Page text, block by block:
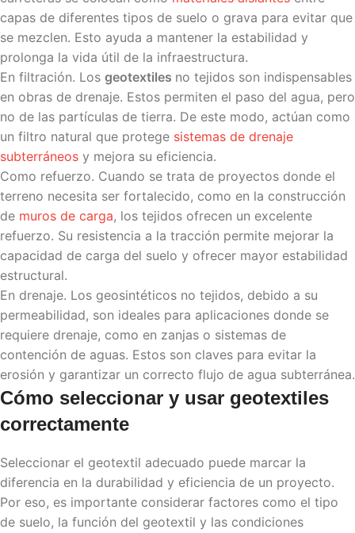
capas de diferentes tipos de suelo o grava para evitar que
se mezclen. Esto ayuda a mantener la estabilidad y
prolonga la vida útil de la infraestructura.
En filtración. Los geotextiles no tejidos son indispensables
en obras de drenaje. Estos permiten el paso del agua, pero
no de las partículas de tierra. De este modo, actúan como
un filtro natural que protege sistemas de drenaje
subterráneos y mejora su eficiencia.
Como refuerzo. Cuando se trata de proyectos donde el
terreno necesita ser fortalecido, como en la construcción
de muros de carga, los tejidos ofrecen un excelente
refuerzo. Su resistencia a la tracción permite mejorar la
capacidad de carga del suelo y ofrecer mayor estabilidad
estructural.
En drenaje. Los geosintéticos no tejidos, debido a su
permeabilidad, son ideales para aplicaciones donde se
requiere drenaje, como en zanjas o sistemas de
contención de aguas. Estos son claves para evitar la
erosión y garantizar un correcto flujo de agua subterránea.
Cómo seleccionar y usar geotextiles
correctamente
Seleccionar el geotextil adecuado puede marcar la
diferencia en la durabilidad y eficiencia de un proyecto.
Por eso, es importante considerar factores como el tipo
de suelo, la función del geotextil y las condiciones